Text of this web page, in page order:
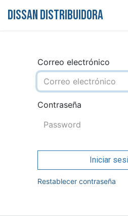
DISSAN DISTRIBUIDORA
Correo electrónico
Contraseña
Iniciar
Restablecer contraseña